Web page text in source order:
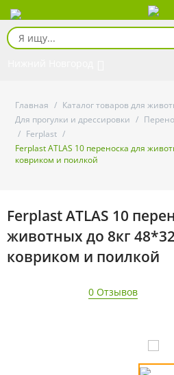
Главная / Каталог товаров для
Для прогулки и дрессировки /
/ Ferplast /
Ferplast ATLAS 10 переноска для
ковриком и поилкой
Ferplast ATLAS 10
животных до 8кг
ковриком и поилкой
0 Отзывов